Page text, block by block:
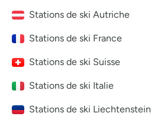
Stations de ski Autriche
Stations de ski France
Stations de ski Suisse
Stations de ski Italie
Stations de ski Liechtenstein